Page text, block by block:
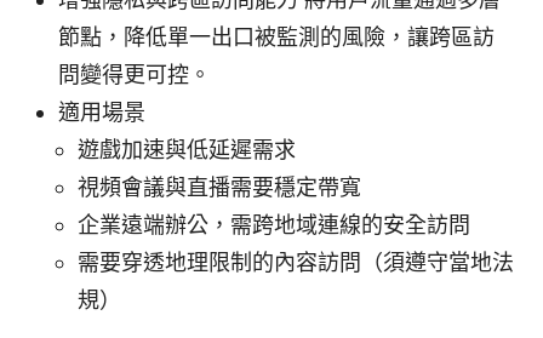
節點，降低單一出口被監測的風險，讓跨區訪
問變得更可控。
適用場景
遊戲加速與低延遲需求
視頻會議與直播需要穩定帶寬
企業遠端辦公，需跨地域連線的安全訪問
需要穿透地理限制的內容訪問（須遵守當地法
規）